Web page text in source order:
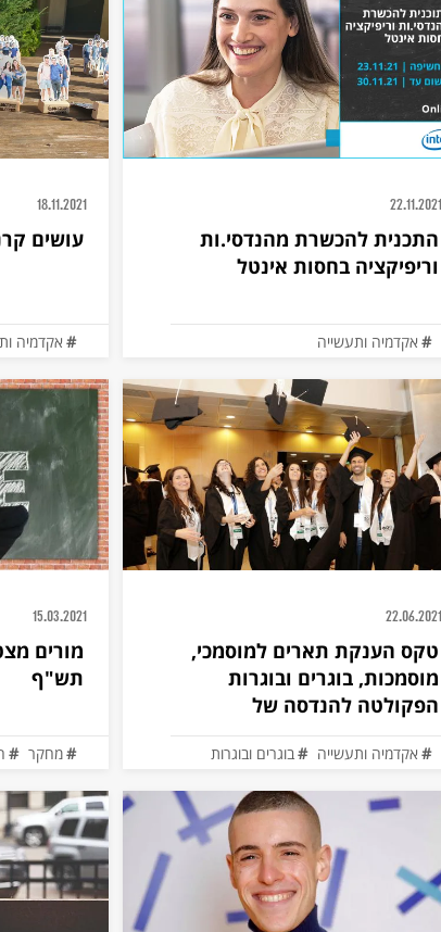
22.11.2021
התכנית להכשרת מהנדסי.ות
וריפיקציה בחסות אינטל
אקדמיה ותעשייה
18.11.2021
עושים
אקדמיה
22.06.2021
טקס הענקת תארים למוסמכי,
מוסמכות, בוגרים ובוגרות
הפקולטה להנדסה של
אוניברסיטת
אקדמיה ותעשייה
בוגרים ובוגרות
הנדסת תעשייה
הנדסה מכנית
הנדסה ביו-רפואית
מדע והנדסה של חומרים
מדעים דיגיטליים להיי-טק
15.03.2021
מורים
תש"ף
מחקר
מדע
מדעים